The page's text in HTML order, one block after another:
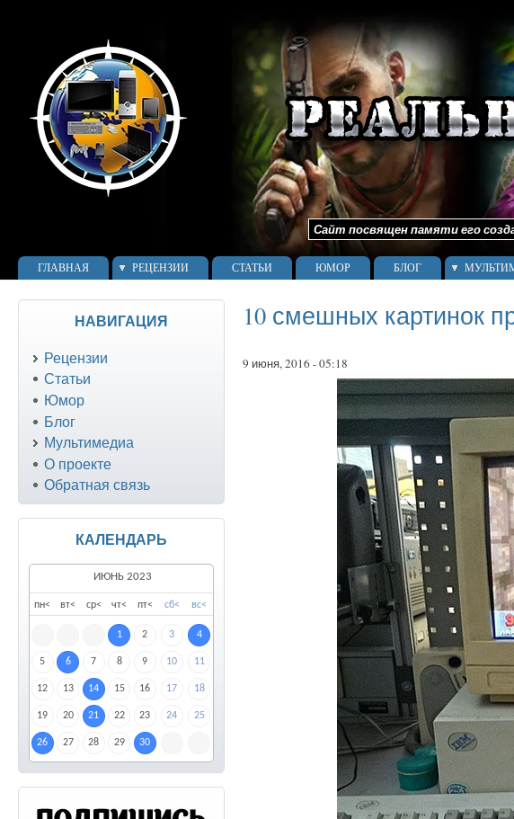
Сайт посвящен памяти его
ГЛАВНАЯ РЕЦЕНЗИИ СТАТЬИ ЮМОР БЛОГ
10 смешных картинок
9 июня, 2016 - 05:18
НАВИГАЦИЯ
Рецензии
Статьи
Юмор
Блог
Мультимедиа
О проекте
Обратная связь
КАЛЕНДАРЬ
пн< вт< ср< чт< пт< сб< вс<
1 2 3 4
5 6 7 8 9 10 11
12 13 14 15 16 17 18
19 20 21 22 23 24 25
26 27 28 29 30
ИЮНЬ 2023